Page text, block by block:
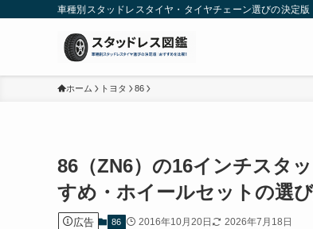
車種別スタッドレスタイヤ・タイヤチェーン選びの決定版
ホーム トヨタ 86
86（ZN6）の16インチスタ
すめ・ホイールセットの選
広告 86 2016年10月20日 2026年7月18日